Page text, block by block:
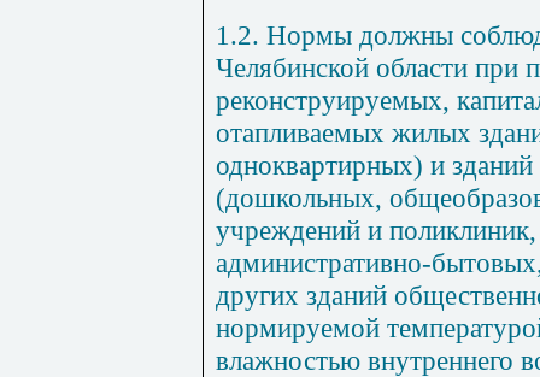
1.2. Нормы должны
Челябинской области при
реконструируемых,
отапливаемых жилых
одноквартирных) и
(дошкольных,
учреждений и
административно-
других зданий
нормируемой
влажностью внутреннего